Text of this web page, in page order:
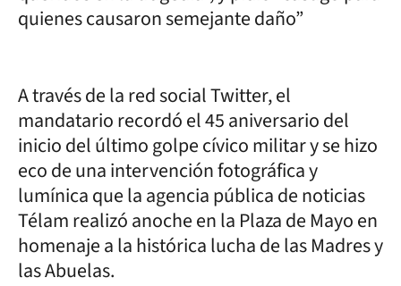
quienes causaron semejante daño”
A través de la red social Twitter, el
mandatario recordó el 45 aniversario del
inicio del último golpe cívico militar y se hizo
eco de una intervención fotográfica y
lumínica que la agencia pública de noticias
Télam realizó anoche en la Plaza de Mayo en
homenaje a la histórica lucha de las Madres y
las Abuelas.